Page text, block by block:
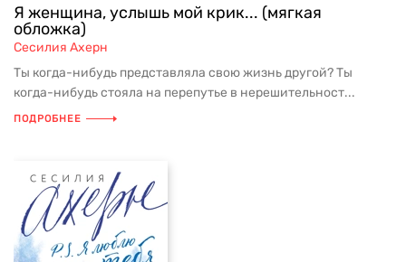
Я женщина, услышь мой крик... (мягкая
обложка)
Сесилия Ахерн
Ты когда-нибудь представляла свою жизнь другой? Ты
когда-нибудь стояла на перепутье в нерешительност...
ПОДРОБНЕЕ